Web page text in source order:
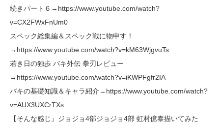
続きパート６→https://www.youtube.com/watch?
v=CX2FWxFnUm0
スペック総集編＆スペック戦に物申す！
→https://www.youtube.com/watch?v=kM63WjgvuTs
若き日の独歩 バキ外伝 拳刃レビュー
→https://www.youtube.com/watch?v=iKWPFgfr2IA
バキの基礎知識＆キャラ紹介→https://www.youtube.com/watch?
v=AUX3UXCrTXs
【そんな感じ』ジョジョ4部ジョジョ4部 虹村億泰描いてみた